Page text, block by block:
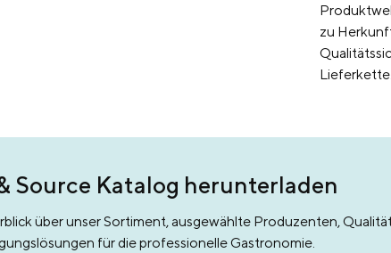
zu
Lieferkette.
Source Katalog herunterladen
über unser Sortiment, ausgewählte Produzenten,
für die professionelle Gastronomie.